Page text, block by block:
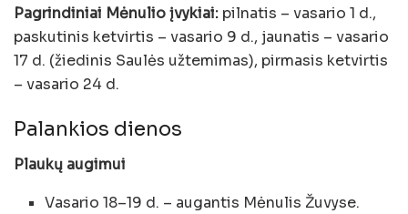
Pagrindiniai Mėnulio įvykiai: pilnatis – vasario 1 d.,
paskutinis ketvirtis – vasario 9 d., jaunatis – vasario
17 d. (žiedinis Saulės užtemimas), pirmasis ketvirtis
– vasario 24 d.
Palankios dienos
Plaukų augimui
Vasario 18–19 d. – augantis Mėnulis Žuvyse.